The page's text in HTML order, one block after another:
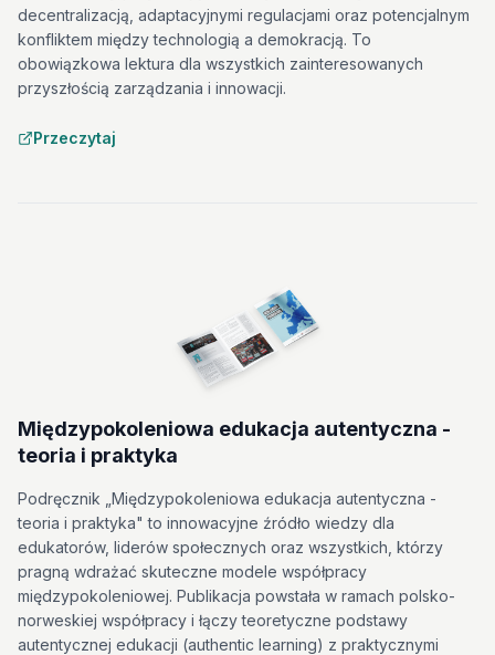
decentralizacją, adaptacyjnymi regulacjami oraz potencjalnym
konfliktem między technologią a demokracją. To
obowiązkowa lektura dla wszystkich zainteresowanych
przyszłością zarządzania i innowacji.
Przeczytaj
Międzypokoleniowa edukacja autentyczna -
teoria i praktyka
Podręcznik „Międzypokoleniowa edukacja autentyczna -
teoria i praktyka" to innowacyjne źródło wiedzy dla
edukatorów, liderów społecznych oraz wszystkich, którzy
pragną wdrażać skuteczne modele współpracy
międzypokoleniowej. Publikacja powstała w ramach polsko-
norweskiej współpracy i łączy teoretyczne podstawy
autentycznej edukacji (authentic learning) z praktycznymi